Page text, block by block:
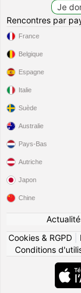
Rencontres par
France
Belgique
Espagne
Italie
Suède
Australie
Pays-Bas
Autriche
Japon
Chine
Cookies & RGPD
Conditions